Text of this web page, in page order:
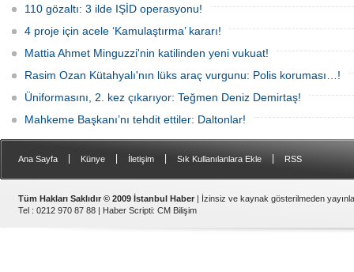
110 gözaltı: 3 ilde IŞİD operasyonu!
4 proje için acele ‘Kamulaştırma’ kararı!
Mattia Ahmet Minguzzi'nin katilinden yeni vukuat!
Rasim Ozan Kütahyalı'nın lüks araç vurgunu: Polis koruması…!
Üniformasını, 2. kez çıkarıyor: Teğmen Deniz Demirtaş!
Mahkeme Başkanı’nı tehdit ettiler: Daltonlar!
Ana Sayfa Künye İletişim Sık Kullanılanlara Ekle RSS
Tüm Hakları Saklıdır © 2009 İstanbul Haber | İzinsiz ve kaynak gösterilmeden
Tel : 0212 970 87 88 | Haber Scripti: CM Bilişim